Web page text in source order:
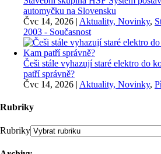
automyčku na Slovensku
Čvc 14, 2026 | Aktuality, Novinky,
2003 - Současnost
Češi stále vyhazují staré elektro do
patří správně?
Čvc 14, 2026 | Aktuality, Novinky,
Rubriky
Rubriky